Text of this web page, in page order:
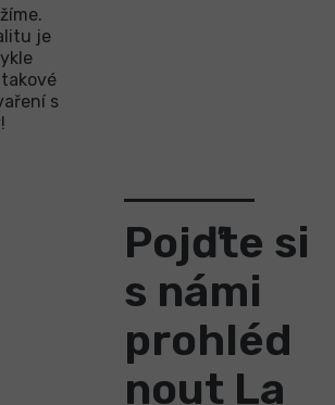
je
s
Pojďte si
s námi
prohléd
nout La